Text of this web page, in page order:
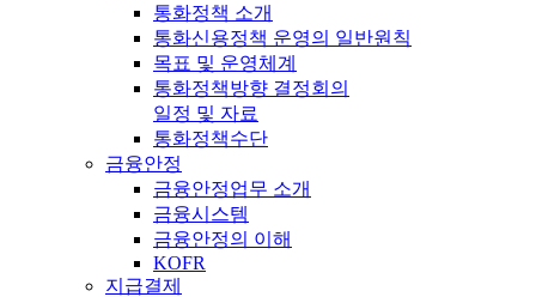
통화정책 소개
통화신용정책 운영의 일반원칙
목표 및 운영체계
통화정책방향 결정회의
일정 및 자료
통화정책수단
금융안정
금융안정업무 소개
금융시스템
금융안정의 이해
KOFR
지급결제